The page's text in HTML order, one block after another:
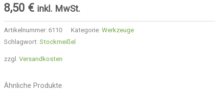
8,50 € inkl. MwSt.
Artikelnummer: 6110 Kategorie: Werkzeuge
Schlagwort: Stockmeißel
zzgl. Versandkosten
Ähnliche Produkte